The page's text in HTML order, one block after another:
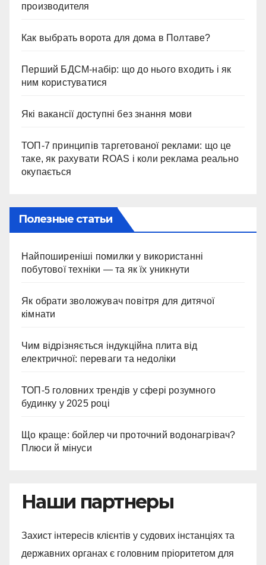
производителя
Как выбрать ворота для дома в Полтаве?
Перший БДСМ-набір: що до нього входить і як
ним користуватися
Які вакансії доступні без знання мови
ТОП-7 принципів таргетованої реклами: що це
таке, як рахувати ROAS і коли реклама реально
окупається
Полезные статьи
Найпоширеніші помилки у використанні
побутової техніки — та як їх уникнути
Як обрати зволожувач повітря для дитячої
кімнати
Чим відрізняється індукційна плита від
електричної: переваги та недоліки
ТОП-5 головних трендів у сфері розумного
будинку у 2025 році
Що краще: бойлер чи проточний водонагрівач?
Плюси й мінуси
Наши партнеры
Захист інтересів клієнтів у судових інстанціях та
державних органах є головним пріоритетом для